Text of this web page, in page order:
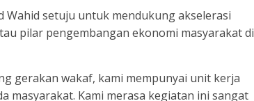
Wahid setuju untuk mendukung akselerasi
pilar pengembangan ekonomi masyarakat di
gerakan wakaf, kami mempunyai unit kerja
masyarakat. Kami merasa kegiatan ini sangat